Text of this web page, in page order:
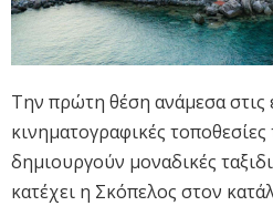
Την πρώτη θέση ανάμεσα στις
κινηματογραφικές
δημιουργούν μοναδικές
κατέχει η Σκόπελος στον